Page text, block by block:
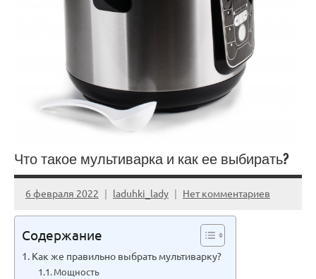
Что такое мультиварка и как ее выбирать?
6 февраля 2022 laduhki_lady Нет комментариев
Содержание
Как же правильно выбрать мультиварку?
Мощность